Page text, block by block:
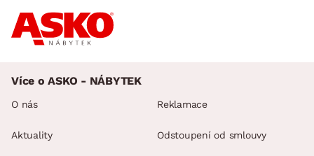
Více o ASKO - NÁBYTEK
O nás
Aktuality
Reklamace
Odstoupení od smlouvy